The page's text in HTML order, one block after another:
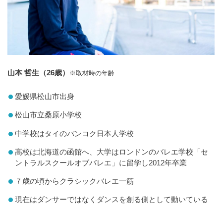
山本 哲生（26歳） ※取材時の年齢
愛媛県松山市出身
松山市立桑原小学校
中学校はタイのバンコク日本人学校
高校は北海道の函館へ、大学はロンドンのバレエ学校「セ
ントラルスクールオブバレエ」に留学し2012年卒業
７歳の頃からクラシックバレエ一筋
現在はダンサーではなくダンスを創る側として動いている